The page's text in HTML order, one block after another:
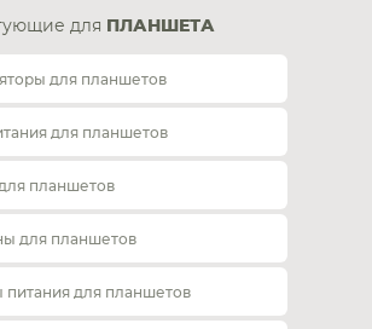
для ПЛАНШЕТА
для планшетов
для планшетов
планшетов
для планшетов
питания для планшетов